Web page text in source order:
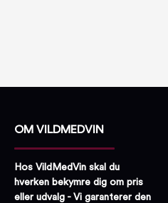
OM VILDMEDVIN
Hos VildMedVin skal du
hverken bekymre dig om pris
eller udvalg - Vi garanterer den